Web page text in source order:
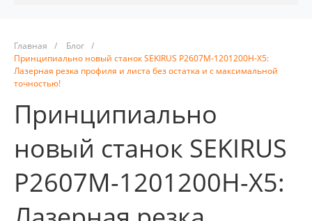
Главная / Блог /
Принципиально новый станок SEKIRUS P2607M-1201200H-X5:
Лазерная резка профиля и листа без остатка и с максимальной
точностью!
Принципиально
новый станок SEKIRUS
P2607M-1201200H-X5: